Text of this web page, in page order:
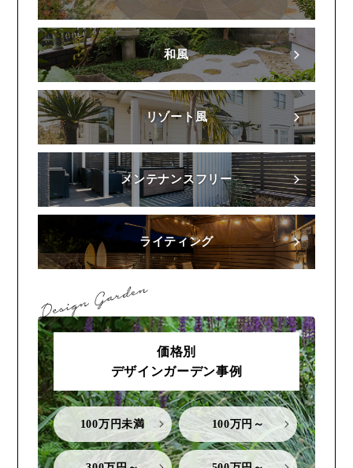
和風
リゾート風
メンテナンスフリー
ライティング
価格別
デザインガーデン事例
100万円未満 100万円～